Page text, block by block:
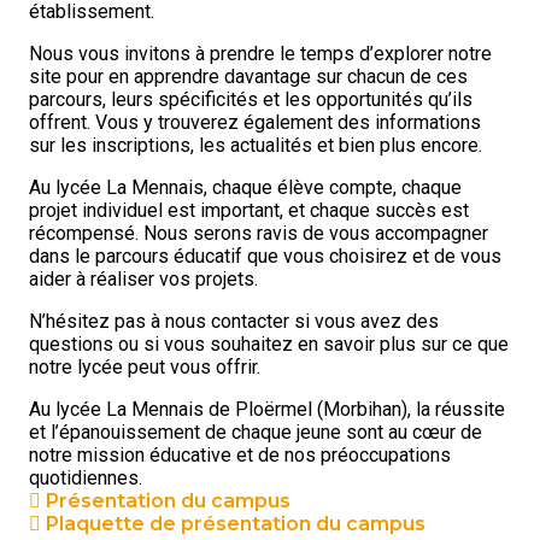
établissement.
Nous vous invitons à prendre le temps d’explorer notre
site pour en apprendre davantage sur chacun de ces
parcours, leurs spécificités et les opportunités qu’ils
offrent. Vous y trouverez également des informations
sur les inscriptions, les actualités et bien plus encore.
Au lycée La Mennais, chaque élève compte, chaque
projet individuel est important, et chaque succès est
récompensé. Nous serons ravis de vous accompagner
dans le parcours éducatif que vous choisirez et de vous
aider à réaliser vos projets.
N’hésitez pas à nous contacter si vous avez des
questions ou si vous souhaitez en savoir plus sur ce que
notre lycée peut vous offrir.
Au lycée La Mennais de Ploërmel (Morbihan), la réussite
et l’épanouissement de chaque jeune sont au cœur de
notre mission éducative et de nos préoccupations
quotidiennes.
Présentation du campus
Plaquette de présentation du campus